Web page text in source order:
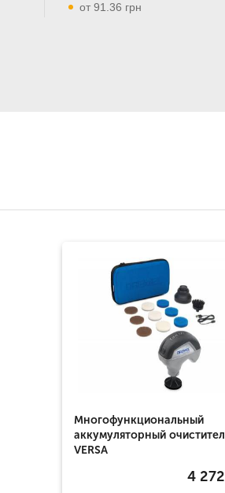
от 91.36 грн
Многофункциональный
аккумуляторный
VERSA
4 272